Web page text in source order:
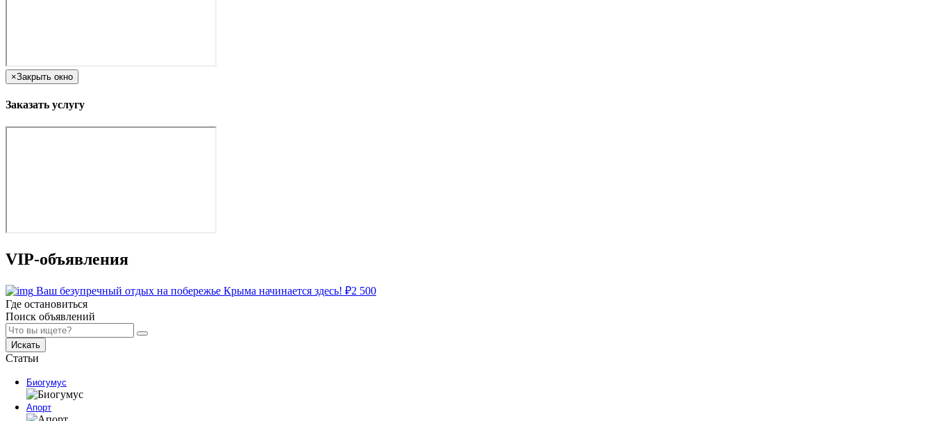
×Закрыть окно
Заказать услугу
VIP-объявления
Ваш безупречный отдых на побережье Крыма начинается здесь! ₽2 500
Где остановиться
Поиск объявлений
Искать
Статьи
Биогумус
Апорт